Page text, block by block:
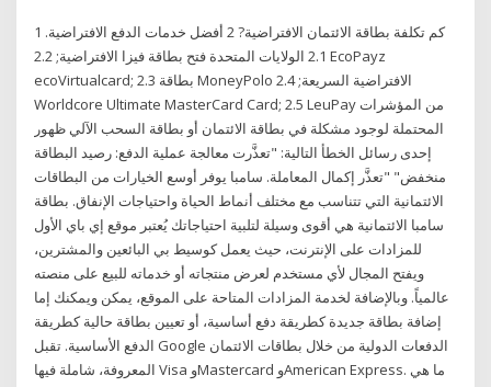
1 كم تكلفة بطاقة الائتمان الافتراضية? 2 أفضل خدمات الدفع الافتراضية.
2.1 الولايات المتحدة فتح بطاقة فيزا الافتراضية; 2.2 EcoPayz
ecoVirtualcard; 2.3 بطاقة MoneyPolo الافتراضية السريعة; 2.4
Worldcore Ultimate MasterCard Card; 2.5 LeuPay من المؤشرات
المحتملة لوجود مشكلة في بطاقة الائتمان أو بطاقة السحب الآلي ظهور
إحدى رسائل الخطأ التالية: "تعذَّرت معالجة عملية الدفع: رصيد البطاقة
منخفض" "تعذَّر إكمال المعاملة. سامبا يوفر أوسع الخيارات من البطاقات
الائتمانية التي تتناسب مع مختلف أنماط الحياة واحتياجات الإنفاق. بطاقة
سامبا الائتمانية هي أقوى وسيلة لتلبية احتياجاتك يُعتبر موقع إي باي الأول
للمزادات على الإنترنت، حيث يعمل كوسيط بي البائعين والمشترين،
ويفتح المجال لأي مستخدم لعرض منتجاته أو خدماته للبيع على منصته
عالمياً. وبالإضافة لخدمة المزادات المتاحة على الموقع، يمكن ويمكنك إما
إضافة بطاقة جديدة كطريقة دفع أساسية، أو تعيين بطاقة حالية كطريقة
الدفع الأساسية. تقبل Google الدفعات الدولية من خلال بطاقات الائتمان
المعروفة، شاملة فيها Visa وMastercard وAmerican Express. ما هي